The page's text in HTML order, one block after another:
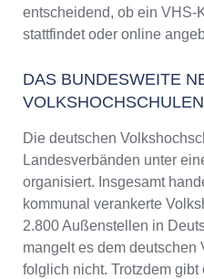
entscheidend, ob ein VHS-
stattfindet oder online
DAS BUNDESWEITE
VOLKSHOCHSCHULEN
Die deutschen
Landesverbänden unter
organisiert. Insgesamt
kommunal verankerte
2.800 Außenstellen in
mangelt es dem deutschen
folglich nicht. Trotzdem